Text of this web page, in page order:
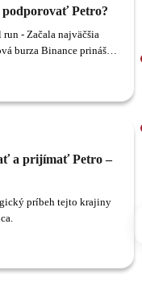
podporovať Petro?
- Začala najväčšia
burza Binance prináša
výstavu
- Majú centrálne
problém?
a prijímať Petro –
príbeh tejto krajiny